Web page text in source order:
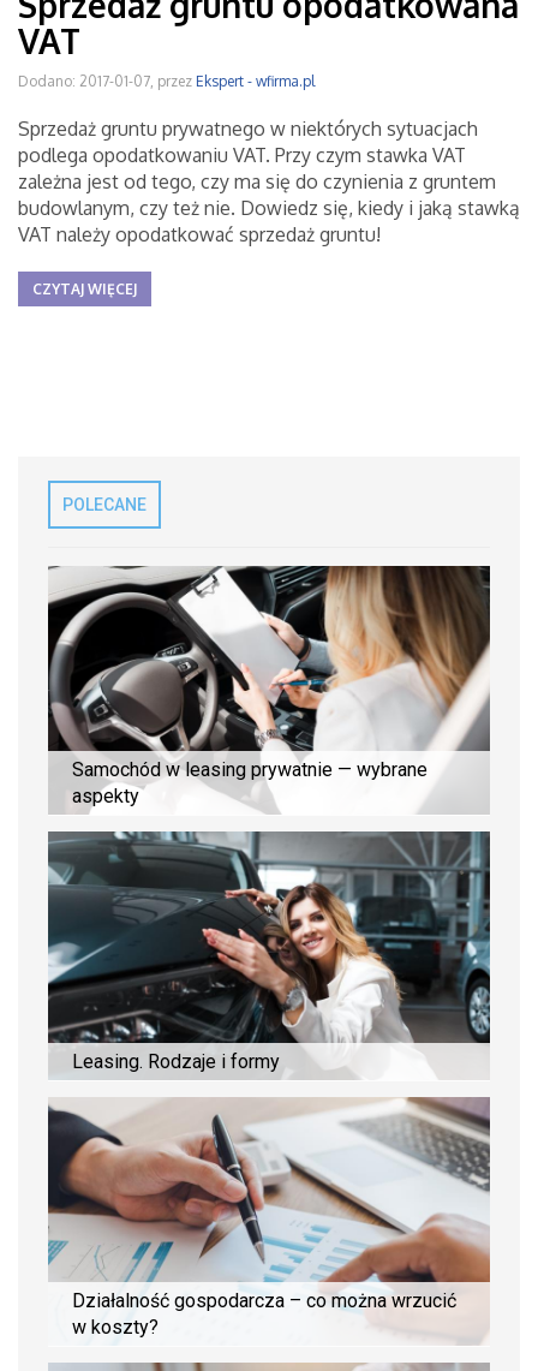
VAT
Dodano: 2017-01-07, przez Ekspert - wfirma.pl
Sprzedaż gruntu prywatnego w niektórych sytuacjach
podlega opodatkowaniu VAT. Przy czym stawka VAT
zależna jest od tego, czy ma się do czynienia z gruntem
budowlanym, czy też nie. Dowiedz się, kiedy i jaką stawką
VAT należy opodatkować sprzedaż gruntu!
CZYTAJ WIĘCEJ
POLECANE
Samochód w leasing prywatnie — wybrane
aspekty
Leasing. Rodzaje i formy
Działalność gospodarcza – co można wrzucić
w koszty?